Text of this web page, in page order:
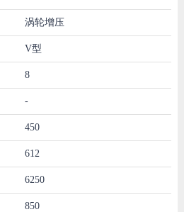
涡轮增压
V型
8
-
450
612
6250
850